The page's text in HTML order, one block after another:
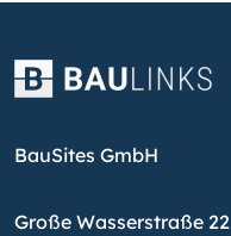
BauSites GmbH
Große Wasserstraße 22